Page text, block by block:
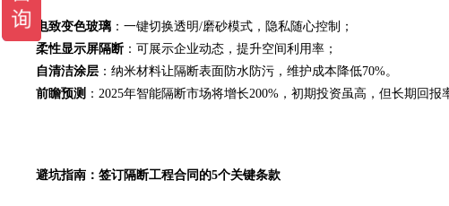
电致变色玻璃 ：一键切换透明/磨砂模式，隐私随心控制；
柔性显示屏隔断 ：可展示企业动态，提升空间利用率；
自清洁涂层 ：纳米材料让隔断表面防水防污，维护成本降低70%。
前瞻预测 ：2025年智能隔断市场将增长200%，初期投资虽高，但长期回报
避坑指南：签订隔断工程合同的5个关键条款